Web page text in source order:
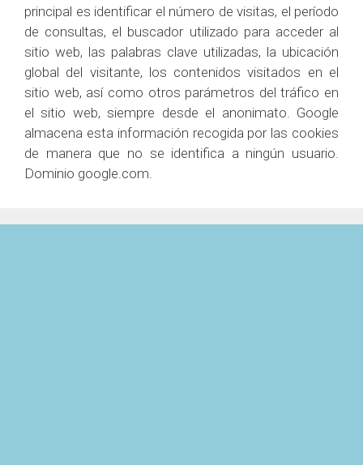
principal es identificar el número de visitas, el período
de consultas, el buscador utilizado para acceder al
sitio web, las palabras clave utilizadas, la ubicación
global del visitante, los contenidos visitados en el
sitio web, así como otros parámetros del tráfico en
el sitio web, siempre desde el anonimato. Google
almacena esta información recogida por las cookies
de manera que no se identifica a ningún usuario.
Dominio google.com.